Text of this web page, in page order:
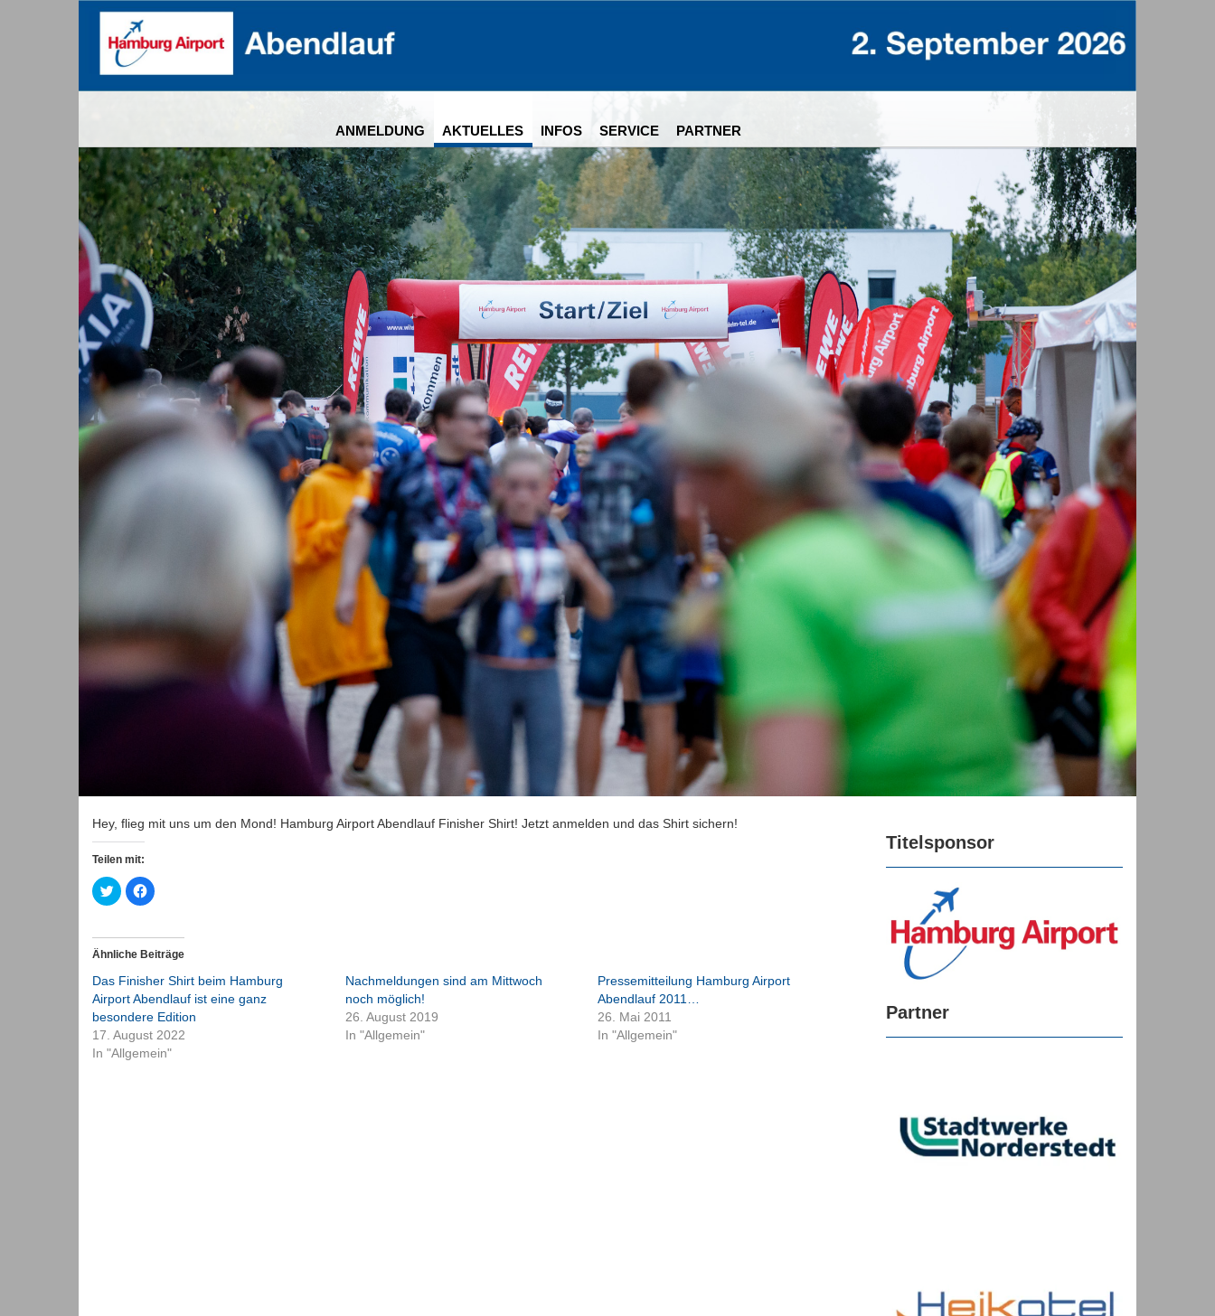
ANMELDUNG AKTUELLES INFOS SERVICE PARTNER
Hey, flieg mit uns um den Mond! Hamburg Airport Abendlauf Finisher Shirt! Jetzt anmelden und das Shirt sichern!
Teilen mit:
Klick,
um
über
teilen
(Wird
neuem
Fenster
geöffnet)
Klick,
um
teilen
(Wird
neuem
Fenster
geöffnet)
Ähnliche Beiträge
Das Finisher Shirt beim Hamburg
Airport Abendlauf ist eine ganz
besondere Edition
17. August 2022
In "Allgemein"
Nachmeldungen sind am Mittwoch
noch möglich!
26. August 2019
In "Allgemein"
Pressemitteilung Hamburg Airport
Abendlauf 2011…
26. Mai 2011
In "Allgemein"
Titelsponsor
Partner